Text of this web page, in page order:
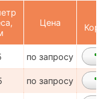
Цена
по запросу
по запросу